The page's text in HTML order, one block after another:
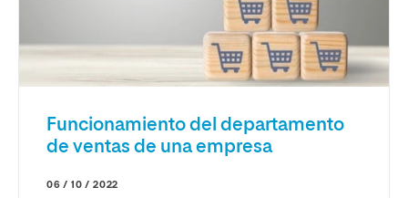
Funcionamiento del departamento
de ventas de una empresa
06 / 10 / 2022